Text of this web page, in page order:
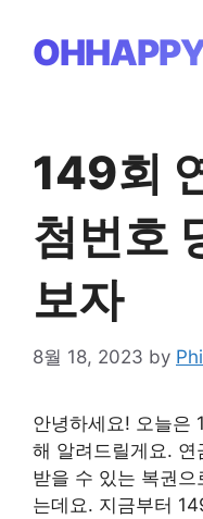
content
149회
첨번호
보자
8월 18, 2023 by
안녕하세요! 오늘은
해 알려드릴게요.
받을 수 있는 복권
는데요. 지금부터